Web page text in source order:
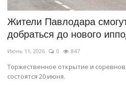
Жители Павлодара
добраться до нового
Июнь 11, 2026 0 847
Торжественное открытие и
состоятся 20 июня.